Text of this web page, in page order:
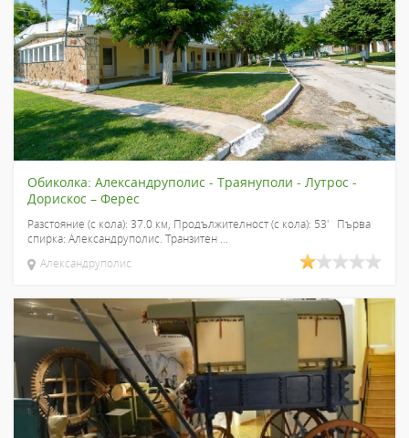
Обиколка: Александруполис - Траянуполи - Лутрос -
Дорискос – Ферес
Разстояние (с кола): 37.0 км, Продължителност (с кола): 53' Първа
спирка: Александруполис. Транзитен ...
Александруполис